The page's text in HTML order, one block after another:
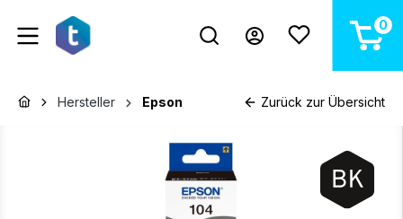
springen 0
Hersteller Epson Zurück zur Übersicht
Bildergalerie überspringen